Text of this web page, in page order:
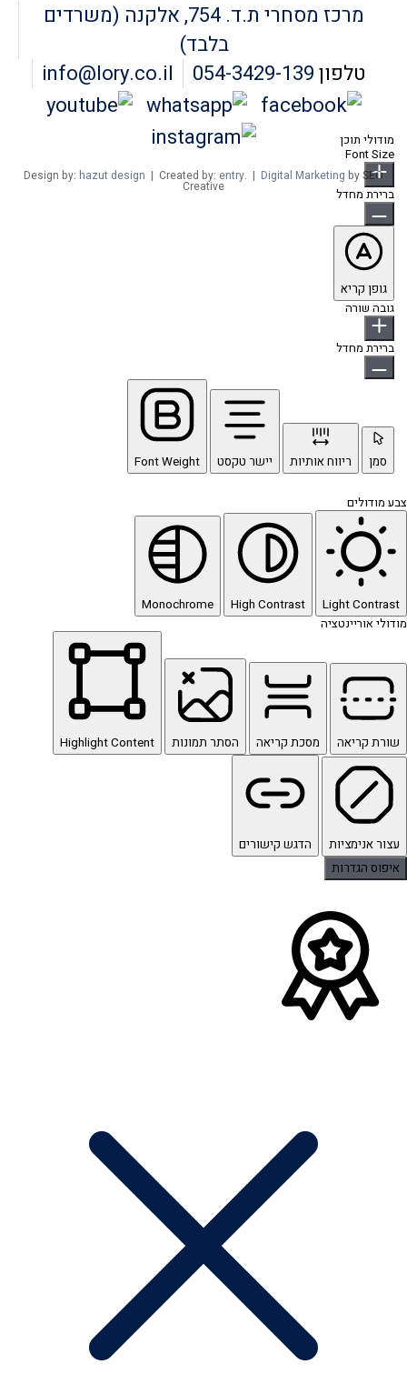
מרכז מסחרי ת.ד. 754, אלקנה (משרדים
בלבד)
טלפון054-3429-139
info@lory.co.il
Design by: hazut design | Created by: entry. | Digital Marketing by SEO
Creative
מודולי תוכן
Font Size
ברירת מחדל
גופן קריא
גובה שורה
ברירת מחדל
סמן ריווח אותיות יישר טקסט Font Weight
צבע מודולים
Light Contrast
High Contrast
Monochrome
מודולי אוריינטציה
שורת קריאה מסכת קריאה הסתר תמונות Highlight Content
עצור אנימציות
הדגש קישורים
איפוס הגדרות